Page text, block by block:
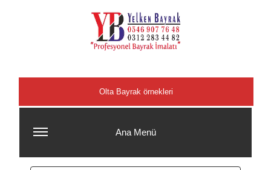
Olta Bayrak örnekleri
Ana Menü